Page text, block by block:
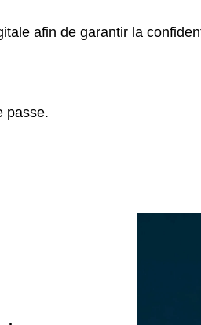
afin de garantir la
passe.